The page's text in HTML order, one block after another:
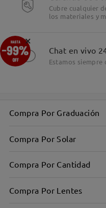
Cubre cualquier
los materiales y
Chat en vivo
Estamos
Compra Por Graduación
Compra Por Solar
Compra Por Cantidad
Compra Por Lentes
×